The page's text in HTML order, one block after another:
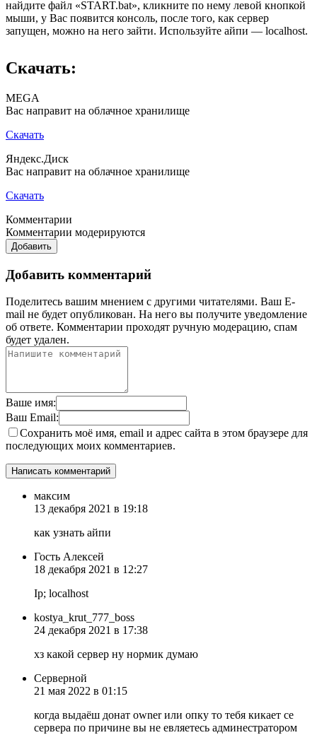
найдите файл «START.bat», кликните по нему левой кнопкой
мыши, у Вас появится консоль, после того, как сервер
запущен, можно на него зайти. Используйте айпи — localhost.
Скачать:
MEGA
Вас направит на облачное хранилище
Скачать
Яндекс.Диск
Вас направит на облачное хранилище
Скачать
Комментарии
Комментарии модерируются
Добавить
Добавить комментарий
Поделитесь вашим мнением с другими читателями. Ваш E-
mail не будет опубликован. На него вы получите уведомление
об ответе. Комментарии проходят ручную модерацию, спам
будет удален.
Ваше имя:
Ваш Email:
Сохранить моё имя, email и адрес сайта в этом браузере для
последующих моих комментариев.
максим
13 декабря 2021 в 19:18
как узнать айпи
Гость Алексей
18 декабря 2021 в 12:27
Ip; localhost
kostya_krut_777_boss
24 декабря 2021 в 17:38
хз какой сервер ну нормик думаю
Серверной
21 мая 2022 в 01:15
когда выдаёш донат owner или опку то тебя кикает се
сервера по причине вы не евляетесь админестратором